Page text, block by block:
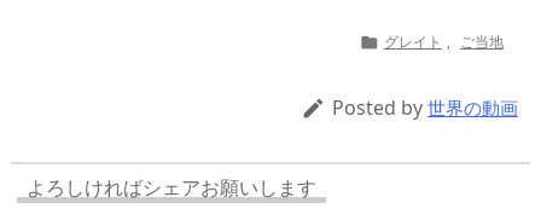
s o
n
ar
d
n
ro
p.
 グレイト , ご当地
 Posted by 世界の動画
よろしければシェアお願いします